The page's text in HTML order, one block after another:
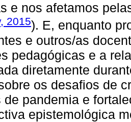
e nos afetamos
2015). E, enquanto
e outros/as
pedagógicas e a
diretamente
os desafios de
de pandemia e
epistemológica